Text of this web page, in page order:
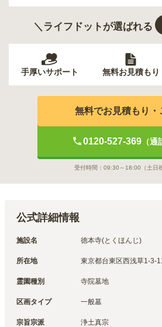
＼ライフドットが選ばれる
手厚いサポート 無料お見積もり
無料でお見積もり・
0120-527-369（通
受付時間： 09:30～18:00 （土日
公式詳細情報
施設名 徳本寺(とくほんじ)
所在地 東京都台東区西浅草1-3-
霊園種別 寺院墓地
区画タイプ 一般墓
宗旨宗派 浄土真宗